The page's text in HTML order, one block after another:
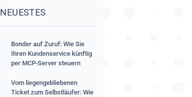
NEUESTES
Bonder auf Zuruf: Wie Sie
Ihren Kundenservice künftig
per MCP-Server steuern
Vom liegengebliebenen
Ticket zum Selbstläufer: Wie